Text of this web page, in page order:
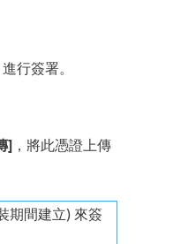
行簽署。
]，將此憑證上傳
期間建立) 來簽